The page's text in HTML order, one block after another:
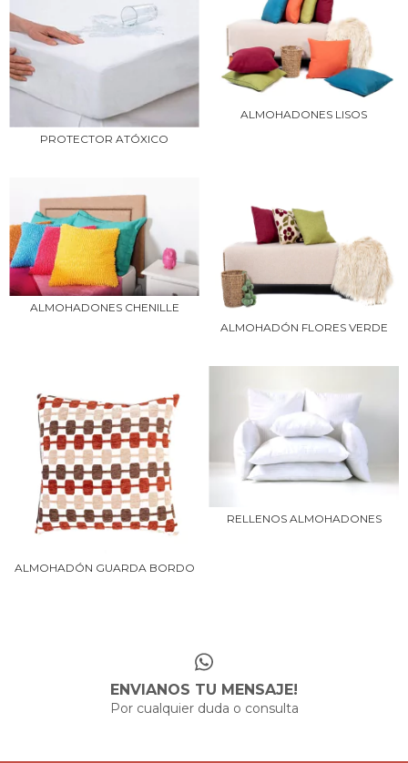
PROTECTOR ATÓXICO
ALMOHADONES LISOS
ALMOHADONES CHENILLE
ALMOHADÓN FLORES VERDE
ALMOHADÓN GUARDA BORDO
RELLENOS ALMOHADONES
ENVIANOS TU MENSAJE!
Por cualquier duda o consulta